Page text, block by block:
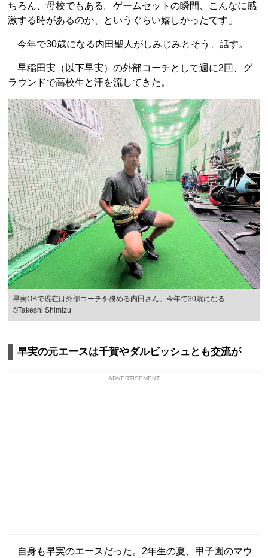
ちろん、母校でもある。ゲームセットの瞬間、こんなに感
激する時があるのか、というぐらい嬉しかったです」
今年で30歳になる内田聖人がしみじみとそう、話す。
早稲田実（以下早実）の外部コーチとして週に2回、グ
ラウンドで高校生と汗を流してきた。
早実OBで現在は外部コーチを務める内田さん。今年で30歳になる
©Takeshi Shimizu
早実の元エースは千賀やダルビッシュとも交流が
ADVERTISEMENT
自身も早実のエースだった。2年生の夏、甲子園のマウ